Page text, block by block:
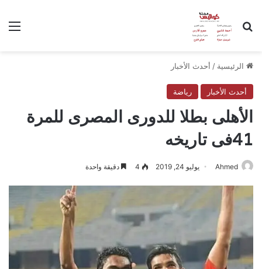
بحث عن
الرئيسية / أحدث الأخبار
أحدث الأخبار رياضة
الأهلى بطلا للدورى المصرى للمرة
41فى تاريخه
Ahmed يوليو 24, 2019 4 دقيقة واحدة